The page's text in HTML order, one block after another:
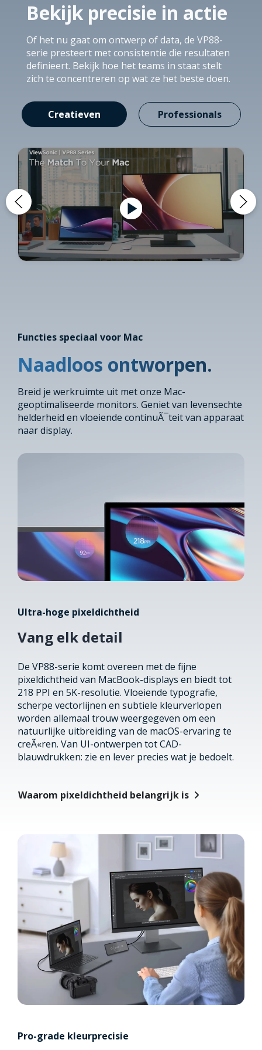
Bekijk precisie in actie
Of het nu gaat om ontwerp of data, de VP88-
serie presteert met consistentie die resultaten
definieert. Bekijk hoe het teams in staat stelt
zich te concentreren op wat ze het beste doen.
Creatieven Professionals
Functies speciaal voor Mac
Naadloos ontworpen.
Breid je werkruimte uit met onze Mac-
geoptimaliseerde monitors. Geniet van levensechte
helderheid en vloeiende continuÃ¯teit van apparaat
naar display.
Ultra-hoge pixeldichtheid
Vang elk detail
De VP88-serie komt overeen met de fijne
pixeldichtheid van MacBook-displays en biedt tot
218 PPI en 5K-resolutie. Vloeiende typografie,
scherpe vectorlijnen en subtiele kleurverlopen
worden allemaal trouw weergegeven om een
natuurlijke uitbreiding van de macOS-ervaring te
creÃ«ren. Van UI-ontwerpen tot CAD-
blauwdrukken: zie en lever precies wat je bedoelt.
Waarom pixeldichtheid belangrijk is
Pro-grade kleurprecisie